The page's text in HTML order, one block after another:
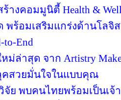
ร้างคอมมูนิตี้ Health &
พร้อมเสริมแกร่งด้านโลจิ
End
ม่ล่าสุด จาก Artistry
คสวยมั่นใจในแบบคุณ
จัย พบคนไทยพร้อมเป็นเ